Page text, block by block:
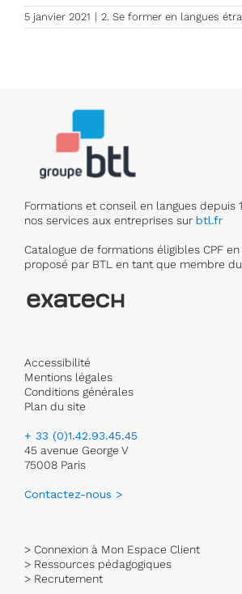
5 janvier 2021 | 2. Se former en langues
Formations et conseil en langues depuis
nos services aux entreprises sur btl.fr
Catalogue de formations éligibles CPF en
proposé par BTL en tant que membre
Accessibilité
Mentions légales
Conditions générales
Plan du site
+ 33 (0)1.42.93.45.45
45 avenue George V
75008 Paris
Contactez-nous >
> Connexion à Mon Espace Client
> Ressources pédagogiques
> Recrutement